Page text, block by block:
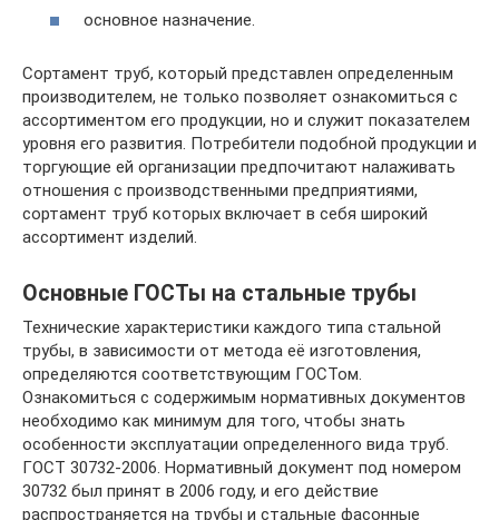
основное назначение.
Сортамент труб, который представлен определенным
производителем, не только позволяет ознакомиться с
ассортиментом его продукции, но и служит показателем
уровня его развития. Потребители подобной продукции и
торгующие ей организации предпочитают налаживать
отношения с производственными предприятиями,
сортамент труб которых включает в себя широкий
ассортимент изделий.
Основные ГОСТы на стальные трубы
Технические характеристики каждого типа стальной
трубы, в зависимости от метода её изготовления,
определяются соответствующим ГОСТом.
Ознакомиться с содержимым нормативных документов
необходимо как минимум для того, чтобы знать
особенности эксплуатации определенного вида труб.
ГОСТ 30732-2006. Нормативный документ под номером
30732 был принят в 2006 году, и его действие
распространяется на трубы и стальные фасонные